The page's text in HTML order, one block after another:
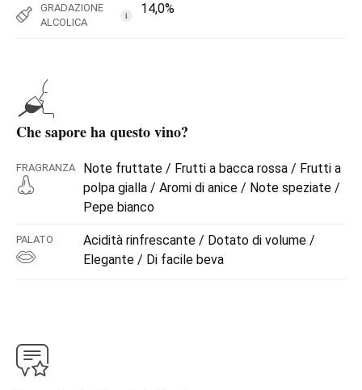
GRADAZIONE
ALCOLICA
i 14,0%
Che sapore ha questo vino?
FRAGRANZA
Note fruttate / Frutti a bacca rossa / Frutti a
polpa gialla / Aromi di anice / Note speziate /
Pepe bianco
PALATO
Acidità rinfrescante / Dotato di volume /
Elegante / Di facile beva